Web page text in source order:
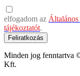
elfogadom az Általános
tájékoztatót.
Feliratkozás
Minden jog fenntartva
Kft.